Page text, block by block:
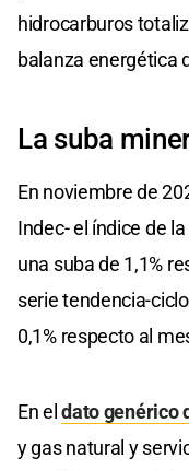
hidrocarburos
balanza energética
La suba
En noviembre de
Indec- el índice de
una suba de 1,1%
serie tendencia-
0,1% respecto al
En eldato genérico
y gas natural y